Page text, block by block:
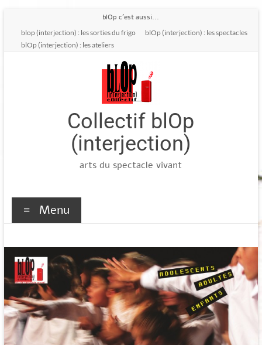
contenu
blOp c'est aussi...
blop (interjection) : les sorties du frigo
blOp (interjection) : les spectacles
blOp (interjection) : les ateliers
Collectif blOp
(interjection)
arts du spectacle vivant
Menu